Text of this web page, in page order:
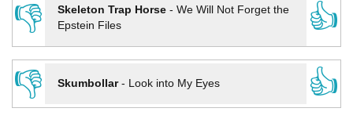
👎
Skeleton Trap Horse- We Will Not Forget the
Epstein Files
👍
👎
Skumbollar- Look into My Eyes
👍